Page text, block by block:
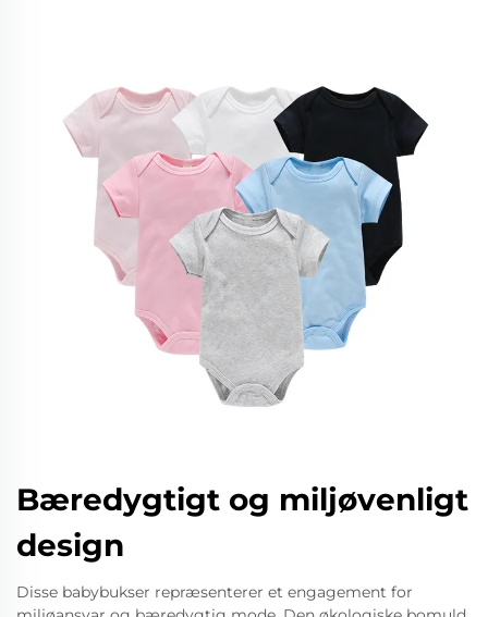
Bæredygtigt og miljøvenligt
design
Disse babybukser repræsenterer et engagement for